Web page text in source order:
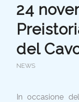
24
del
NEWS
In occasione